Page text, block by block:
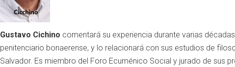
Gustavo Cichino comentará su experiencia durante varias
penitenciario bonaerense, y lo relacionará con sus estudios de
Salvador. Es miembro del Foro Ecuménico Social y jurado de sus